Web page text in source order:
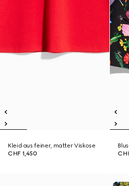
Kleid aus feiner, matter Viskose
CHF 1,450